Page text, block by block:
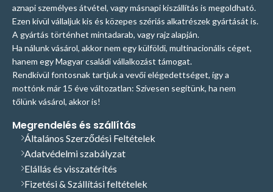
aznapi személyes átvétel, vagy másnapi kiszállítás is megoldható.
Ezen kívül vállaljuk kis és közepes szériás alkatrészek gyártását is.
A gyártás történhet mintadarab, vagy rajz alapján.
Ha nálunk vásárol, akkor nem egy külföldi, multinacionális céget,
hanem egy Magyar családi vállalkozást támogat.
Rendkívül fontosnak tartjuk a vevői elégedettséget, így a
mottónk már 15 éve változatlan: Szívesen segítünk, ha nem
tőlünk vásárol, akkor is!
Megrendelés és szállítás
Általános Szerződési Feltételek
Adatvédelmi szabályzat
Elállás és visszatérítés
Fizetési & Szállítási feltételek